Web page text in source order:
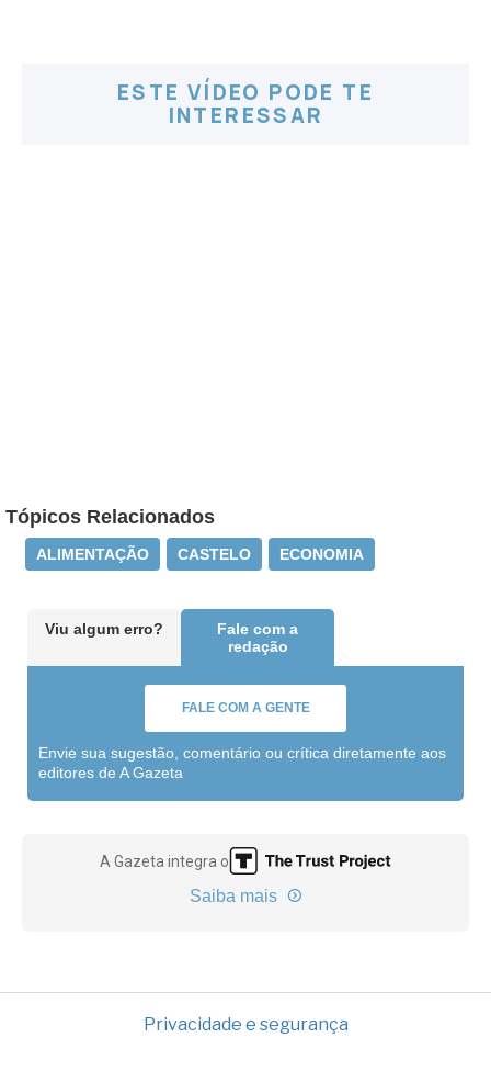
ESTE VÍDEO PODE TE
INTERESSAR
Tópicos Relacionados
ALIMENTAÇÃO CASTELO ECONOMIA
Viu algum erro?
Fale com a
redação
FALE COM A GENTE
Envie sua sugestão, comentário ou crítica diretamente aos
editores de A Gazeta
A Gazeta integra o
Saiba mais
Privacidade e segurança